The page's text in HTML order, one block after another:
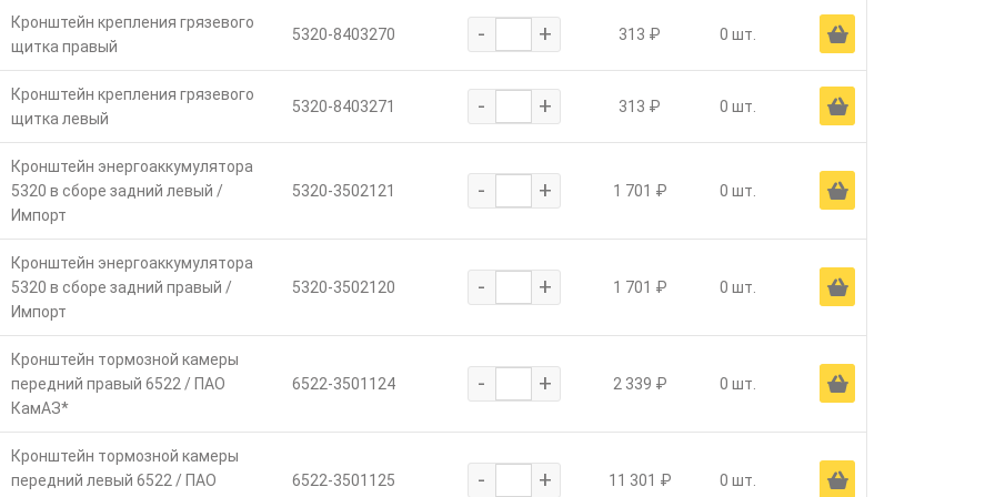
Кронштейн крепления грязевого
щитка правый
5320-8403270 - + 313 ₽ 0 шт. Ä
Кронштейн крепления грязевого
щитка левый
5320-8403271 - + 313 ₽ 0 шт. Ä
Кронштейн энергоаккумулятора
5320 в сборе задний левый /
Импорт
5320-3502121 - + 1 701 ₽ 0 шт. Ä
Кронштейн энергоаккумулятора
5320 в сборе задний правый /
Импорт
5320-3502120 - + 1 701 ₽ 0 шт. Ä
Кронштейн тормозной камеры
передний правый 6522 / ПАО
КамАЗ*
6522-3501124 - + 2 339 ₽ 0 шт. Ä
Кронштейн тормозной камеры
передний левый 6522 / ПАО
6522-3501125 - + 11 301 ₽ 0 шт. Ä